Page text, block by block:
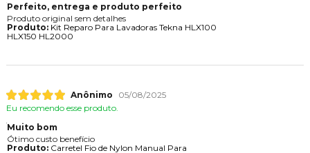
Perfeito, entrega e produto perfeito
Produto original sem detalhes
Produto:Kit Reparo Para Lavadoras Tekna HLX100
HLX150 HL2000
Anônimo
05/08/2025
Eu recomendo esse produto.
Muito bom
Ótimo custo benefício
Produto:Carretel Fio de Nylon Manual Para